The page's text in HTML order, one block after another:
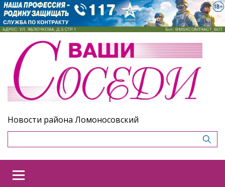
Новости района Ломоносовский